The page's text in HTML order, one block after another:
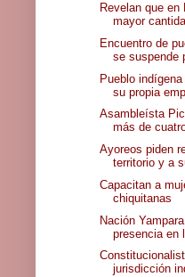
Revelan que
mayor
Encuentro de
se suspende
Pueblo
su propia
Asambleísta
más de
Ayoreos piden
territorio y a
Capacitan a
chiquitanas
Nación
presencia en
jurisdicción